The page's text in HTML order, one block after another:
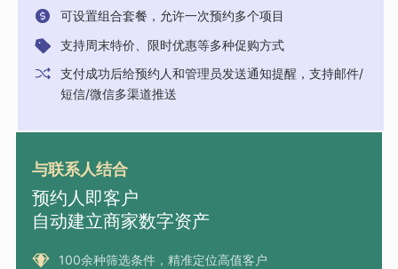
可设置组合套餐，允许一次预约多个项目
支持周末特价、限时优惠等多种促购方式
支付成功后给预约人和管理员发送通知提醒，支持邮件/
短信/微信多渠道推送
与联系人结合
预约人即客户
自动建立商家数字资产
100余种筛选条件，精准定位高值客户